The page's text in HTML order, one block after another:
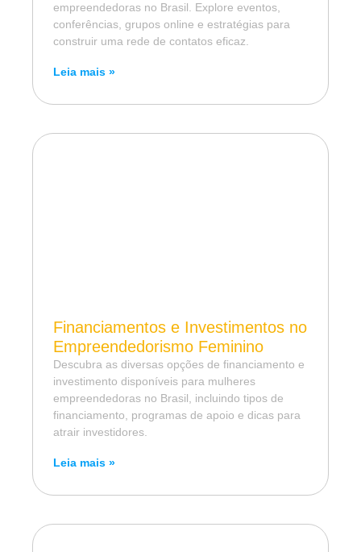
empreendedoras no Brasil. Explore eventos,
conferências, grupos online e estratégias para
construir uma rede de contatos eficaz.
Leia mais »
Financiamentos e Investimentos no
Empreendedorismo Feminino
Descubra as diversas opções de financiamento e
investimento disponíveis para mulheres
empreendedoras no Brasil, incluindo tipos de
financiamento, programas de apoio e dicas para
atrair investidores.
Leia mais »